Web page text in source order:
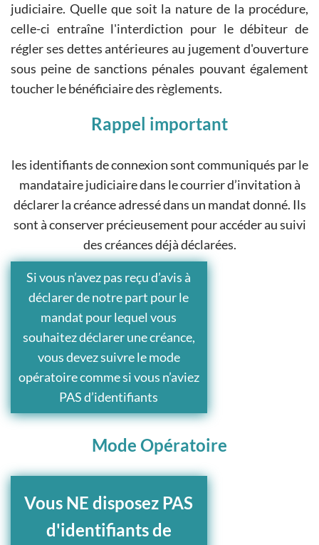
judiciaire. Quelle que soit la nature de la procédure,
celle-ci entraîne l'interdiction pour le débiteur de
régler ses dettes antérieures au jugement d'ouverture
sous peine de sanctions pénales pouvant également
toucher le bénéficiaire des règlements.
Rappel important
les identifiants de connexion sont communiqués par le
mandataire judiciaire dans le courrier d’invitation à
déclarer la créance adressé dans un mandat donné. Ils
sont à conserver précieusement pour accéder au suivi
des créances déjà déclarées.
Si vous n’avez pas reçu d’avis à
déclarer de notre part pour le
mandat pour lequel vous
souhaitez déclarer une créance,
vous devez suivre le mode
opératoire comme si vous n’aviez
PAS d’identifiants
Mode Opératoire
Vous NE disposez PAS
d'identifiants de